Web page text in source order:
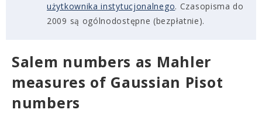
użytkownika instytucjonalnego. Czasopisma do
2009 są ogólnodostępne (bezpłatnie).
Salem numbers as Mahler
measures of Gaussian Pisot
numbers